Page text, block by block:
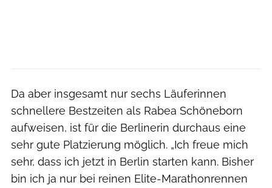
Da aber insgesamt nur sechs Läuferinnen
schnellere Bestzeiten als Rabea Schöneborn
aufweisen, ist für die Berlinerin durchaus eine
sehr gute Platzierung möglich. „Ich freue mich
sehr, dass ich jetzt in Berlin starten kann. Bisher
bin ich ja nur bei reinen Elite-Marathonrennen